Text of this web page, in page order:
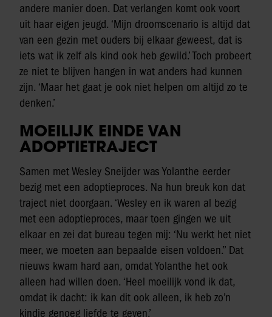
andere manier doen. Dat verlangen komt ook voort
uit haar eigen jeugd. ‘Mijn droomscenario is altijd dat
van een gezin met ouders bij elkaar geweest, dat is
iets wat ik zelf als kind ook heb gewild.’ Toch probeert
ze niet te blijven hangen in wat anders had kunnen
zijn. ‘Maar het gaat je ook niet helpen om altijd zo te
denken.’
MOEILIJK EINDE VAN
ADOPTIETRAJECT
Samen met Wesley Sneijder was Yolanthe eerder
bezig met een adoptieproces. Na hun breuk kon dat
traject niet doorgaan. ‘Wesley en ik waren al bezig
met een adoptieproces, maar toen gingen we uit
elkaar en zei dat bureau tegen mij: ‘Nu werkt het niet
meer, we moeten aan bepaalde eisen voldoen.’’ Dat
nieuws kwam hard aan, omdat Yolanthe het ook
alleen had willen doen. ‘Heel moeilijk vond ik dat,
omdat ik dacht: ik kan dit ook alleen, ik heb zo’n
kindje genoeg liefde te geven.’